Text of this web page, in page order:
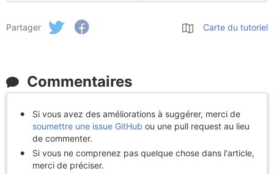
Partager Carte du tutoriel
Commentaires
Si vous avez des améliorations à suggérer, merci de
soumettre une issue GitHub ou une pull request au lieu
de commenter.
Si vous ne comprenez pas quelque chose dans l'article,
merci de préciser.